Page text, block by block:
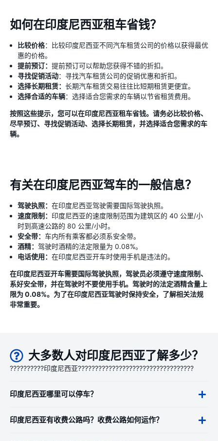
如何在印度尼西亚租车省钱？
比较价格：比较印度尼西亚不同汽车租赁公司的价格以获得最优
惠的价格。
提前预订： 提前预订可以帮助您获得不错的折扣。
寻找促销活动：寻找汽车租赁公司的促销优惠和折扣。
选择长期租赁： 长期汽车租赁交易往往比短期租赁更便宜。
选择合适的车辆：选择适合您需求的车辆以节省租赁费用。
按照这些提示，您可以在印度尼西亚租车省钱。请务必比较价格、
尽早预订、寻找促销活动、选择长期租赁，并选择适合您需求的车
辆。
有关在印度尼西亚驾车的一般信息？
驾驶执照： 在印度尼西亚驾驶需要国际驾驶执照。
速度限制： 印度尼西亚的速度限制范围为建筑区的 40 公里/小
时到高速公路的 80 公里/小时。
安全带： 车内所有乘客都必须系安全带。
酒精： 驾驶时酒精的法定限量为 0.08%。
电话使用： 在印度尼西亚开车时使用手机是违法的。
在印度尼西亚开车需要国际驾驶执照，驾驶员必须遵守速度限制、
系好安全带，并在驾驶时不要使用手机。驾驶时的法定酒精含量上
限为 0.08%。为了在印度尼西亚驾驶时保持安全，了解相关法规
非常重要。
大多数人对印度尼西亚了解多少？
??????????印度尼西亚??????????????????????????????????
印度尼西亚哪里可以停车？
印度尼西亚有收费公路吗？收费公路如何运作？